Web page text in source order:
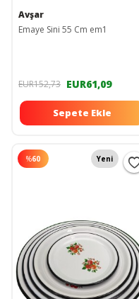
Avşar
Emaye Sini 55 Cm em1
EUR152,73 EUR61,09
Sepete Ekle
%60 Yeni